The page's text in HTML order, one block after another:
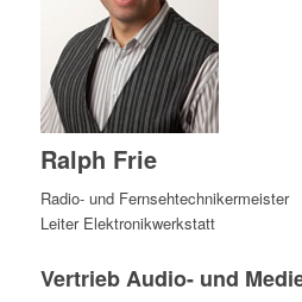
Ralph Frie
Radio- und Fernsehtechnikermeister
Leiter Elektronikwerkstatt
Vertrieb Audio- und